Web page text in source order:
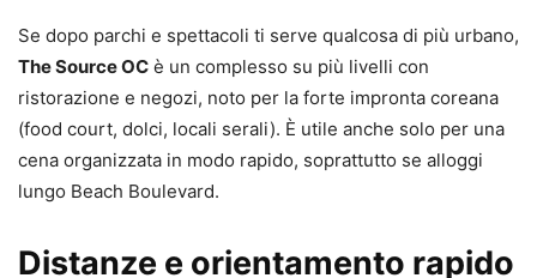
Se dopo parchi e spettacoli ti serve qualcosa di più urbano,
The Source OC è un complesso su più livelli con
ristorazione e negozi, noto per la forte impronta coreana
(food court, dolci, locali serali). È utile anche solo per una
cena organizzata in modo rapido, soprattutto se alloggi
lungo Beach Boulevard.
Distanze e orientamento rapido